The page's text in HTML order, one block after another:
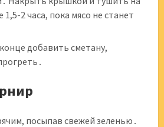
2 часа, пока мясо не станет
добавить сметану,
посыпав свежей зеленью․